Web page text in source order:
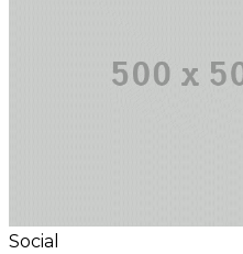
Social